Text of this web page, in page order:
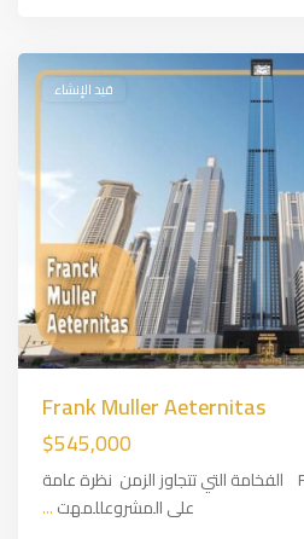
قيد الإنشاء
Frank Muller Aeternitas
$545,000
برج Frank Muller Aeternitas الفخامة التي تتجاوز الزمن نظرة عامة
على المشروعللمهت...